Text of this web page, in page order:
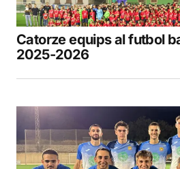
Catorze equips al futbol
2025-2026